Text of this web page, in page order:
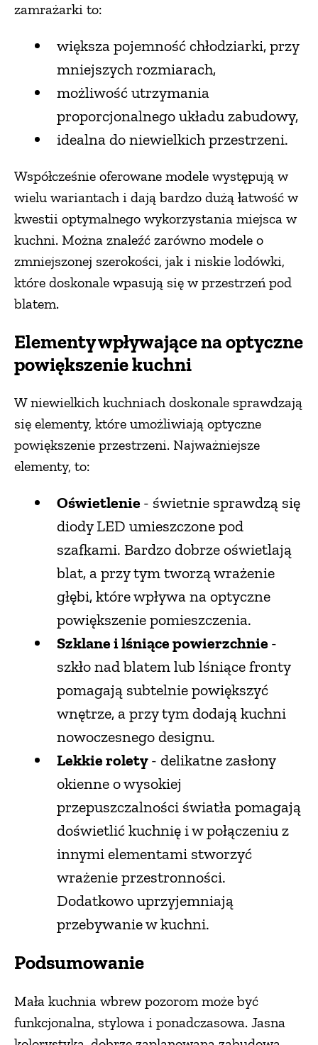
zamrażarki to:
większa pojemność chłodziarki, przy
mniejszych rozmiarach,
możliwość utrzymania
proporcjonalnego układu zabudowy,
idealna do niewielkich przestrzeni.
Współcześnie oferowane modele występują w
wielu wariantach i dają bardzo dużą łatwość w
kwestii optymalnego wykorzystania miejsca w
kuchni. Można znaleźć zarówno modele o
zmniejszonej szerokości, jak i niskie lodówki,
które doskonale wpasują się w przestrzeń pod
blatem.
Elementy wpływające na optyczne
powiększenie kuchni
W niewielkich kuchniach doskonale sprawdzają
się elementy, które umożliwiają optyczne
powiększenie przestrzeni. Najważniejsze
elementy, to:
Oświetlenie - świetnie sprawdzą się
diody LED umieszczone pod
szafkami. Bardzo dobrze oświetlają
blat, a przy tym tworzą wrażenie
głębi, które wpływa na optyczne
powiększenie pomieszczenia.
Szklane i lśniące powierzchnie -
szkło nad blatem lub lśniące fronty
pomagają subtelnie powiększyć
wnętrze, a przy tym dodają kuchni
nowoczesnego designu.
Lekkie rolety- delikatne zasłony
okienne o wysokiej
przepuszczalności światła pomagają
doświetlić kuchnię i w połączeniu z
innymi elementami stworzyć
wrażenie przestronności.
Dodatkowo uprzyjemniają
przebywanie w kuchni.
Podsumowanie
Mała kuchnia wbrew pozorom może być
funkcjonalna, stylowa i ponadczasowa. Jasna